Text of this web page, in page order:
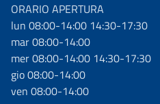
ORARIO APERTURA
lun 08:00-14:00 14:30-17:30
mar 08:00-14:00
mer 08:00-14:00 14:30-17:30
gio 08:00-14:00
ven 08:00-14:00